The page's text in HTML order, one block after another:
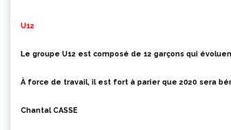
U12
Le groupe U12 est composé de 12 garçons qui
À force de travail, il est fort à parier que 2020 sera
Chantal CASSE